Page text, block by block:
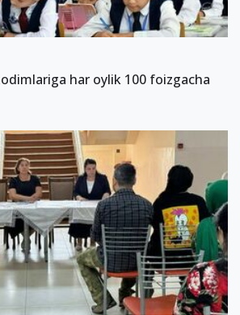
har oylik 100 foizgacha